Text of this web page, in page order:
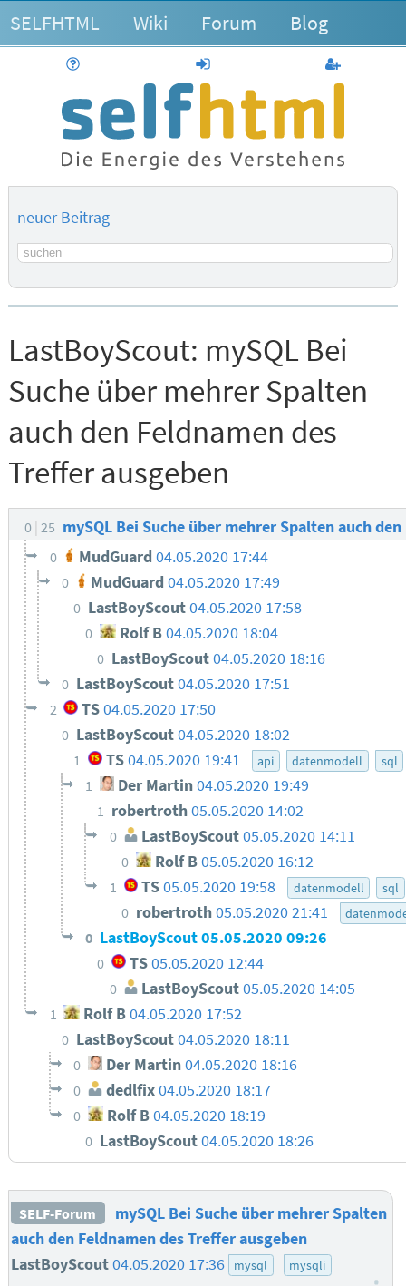
SELFHTML Wiki Forum Blog
anmelden
neuer Beitrag
Suchbegriff
LastBoyScout: mySQL Bei
Suche über mehrer Spalten
auch den Feldnamen des
Treffer ausgeben
0 25 mySQL Bei Suche über mehrer Spalten auch
0 MudGuard 04.05.2020 17:44
0 MudGuard 04.05.2020 17:49
0 LastBoyScout04.05.2020 17:58
0 Rolf B04.05.2020 18:04
0 LastBoyScout04.05.2020 18:16
0 LastBoyScout04.05.2020 17:51
2 TS04.05.2020 17:50
0 LastBoyScout04.05.2020 18:02
1 TS04.05.2020 19:41 api datenmodell sql
1 Der Martin04.05.2020 19:49
1 robertroth05.05.2020 14:02
0 LastBoyScout05.05.2020 14:11
0 Rolf B05.05.2020 16:12
1 TS05.05.2020 19:58 datenmodell sql
0 robertroth05.05.2020 21:41
0 LastBoyScout05.05.2020 09:26
0 TS05.05.2020 12:44
0 LastBoyScout05.05.2020 14:05
1 Rolf B04.05.2020 17:52
0 LastBoyScout04.05.2020 18:11
0 Der Martin04.05.2020 18:16
0 dedlfix04.05.2020 18:17
0 Rolf B 04.05.2020 18:19
0 LastBoyScout04.05.2020 18:26
SELF-Forum
mySQL Bei Suche über mehrer Spalten
auch den Feldnamen des Treffer ausgeben
LastBoyScout04.05.2020 17:36 mysql mysqli